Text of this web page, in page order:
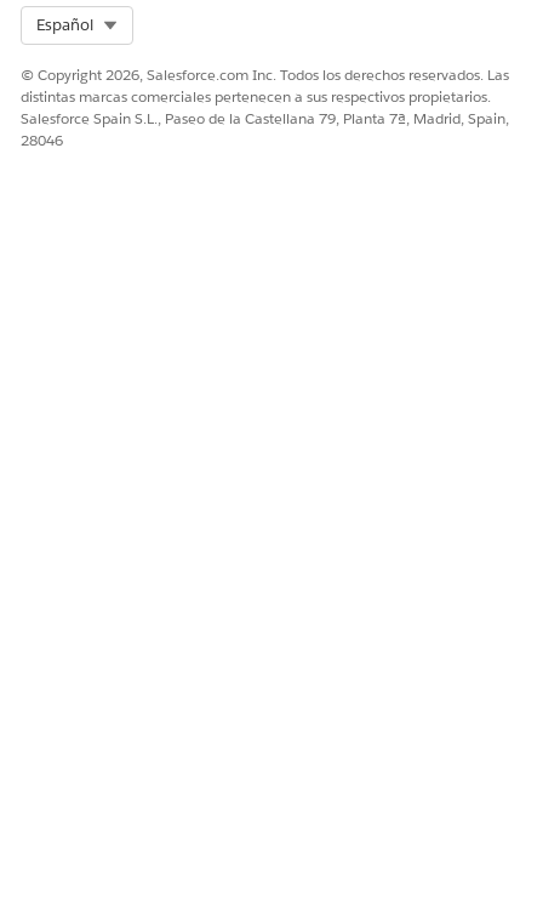
Español
© Copyright 2026, Salesforce.com Inc. Todos los derechos reservados. Las
distintas marcas comerciales pertenecen a sus respectivos propietarios.
Salesforce Spain S.L., Paseo de la Castellana 79, Planta 7ª, Madrid, Spain,
28046